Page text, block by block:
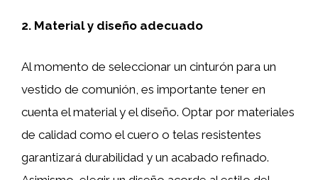
2. Material y diseño adecuado
Al momento de seleccionar un cinturón para un
vestido de comunión, es importante tener en
cuenta el material y el diseño. Optar por materiales
de calidad como el cuero o telas resistentes
garantizará durabilidad y un acabado refinado.